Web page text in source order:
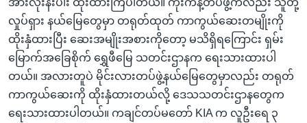
လှုပ်ရှား နယ်မြေတွေမှာ တရုတ်ထုတ် ကာကွယ်ဆေးတမျိုးကို
ထိုးနှံထားပြီး ဆေးအမျိုးအစားကိုတော့ မသိရှိရကြောင်း ရှမ်း
မြောက်အခြေစိုက် ရွှေဖီမြေ သတင်းဌာနက ရေးသားထားပါ
တယ်။ အလားတူပဲ မိုင်းလားတပ်ဖွဲ့နယ်မြေတွေမှာလည်း တရုတ်
ကာကွယ်ဆေးကို ထိုးနှံထားတယ်လို့ ဒေသသတင်းဌာနတွေက
ရေးသားထားပါတယ်။ ကချင်တပ်မတော် KIA က လူဦးရေ ၃